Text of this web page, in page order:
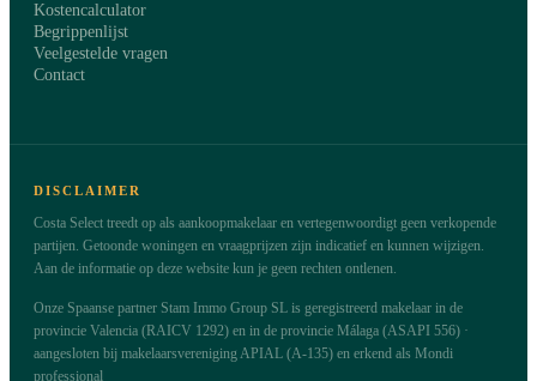
Kostencalculator
Begrippenlijst
Veelgestelde vragen
Contact
DISCLAIMER
Costa Select treedt op als aankoopmakelaar en vertegenwoordigt geen verkopende
partijen. Getoonde woningen en vraagprijzen zijn indicatief en kunnen wijzigen.
Aan de informatie op deze website kun je geen rechten ontlenen.
Onze Spaanse partner Stam Immo Group SL is geregistreerd makelaar in de
provincie Valencia (RAICV 1292) en in de provincie Málaga (ASAPI 556) ·
aangesloten bij makelaarsvereniging APIAL (A-135) en erkend als Mondi
professional